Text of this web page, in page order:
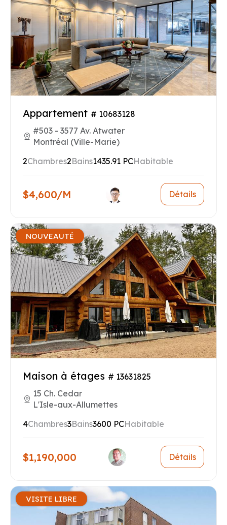
Appartement # 10683128
#503 - 3577 Av. Atwater
Montréal (Ville-Marie)
2Chambres2Bains1435.91 PCHabitable
$4,600/M Détails
NOUVEAUTÉ
Maison à étages # 13631825
15 Ch. Cedar
L'Isle-aux-Allumettes
4Chambres3Bains3600 PCHabitable
$1,190,000 Détails
VISITE LIBRE